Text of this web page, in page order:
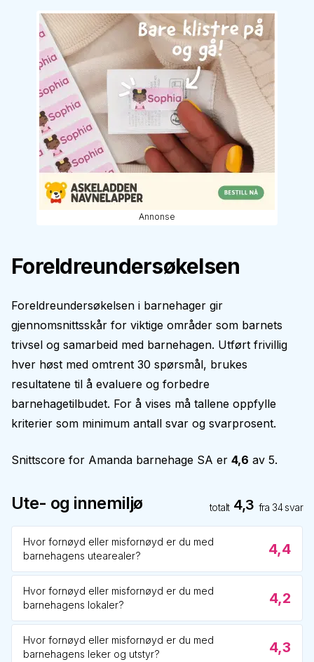
Annonse
Foreldreundersøkelsen
Foreldreundersøkelsen i barnehager gir
gjennomsnittsskår for viktige områder som barnets
trivsel og samarbeid med barnehagen. Utført frivillig
hver høst med omtrent 30 spørsmål, brukes
resultatene til å evaluere og forbedre
barnehagetilbudet. For å vises må tallene oppfylle
kriterier som minimum antall svar og svarprosent.
Snittscore for Amanda barnehage SA er 4,6 av 5.
Ute- og innemiljø totalt 4,3 fra 34svar
Hvor fornøyd eller misfornøyd er du med
barnehagens utearealer?
4,4
Hvor fornøyd eller misfornøyd er du med
barnehagens lokaler?
4,2
Hvor fornøyd eller misfornøyd er du med
barnehagens leker og utstyr?
4,3